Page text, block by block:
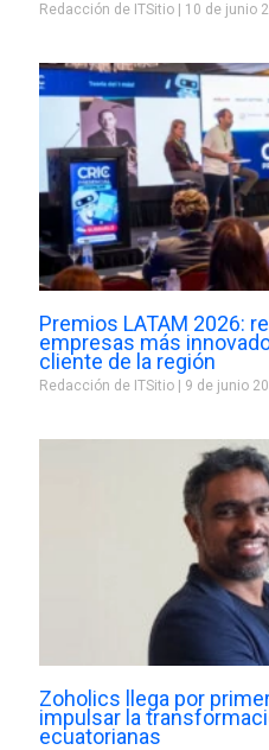
Redacción de ITSitio 10 de junio
Premios LATAM 2026:
empresas más
cliente de la región
Redacción de ITSitio 9 de junio
Zoholics llega por
impulsar la
ecuatorianas